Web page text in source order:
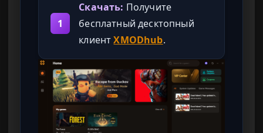
1
Скачать: Получите
бесплатный десктопный
клиентXMODhub.